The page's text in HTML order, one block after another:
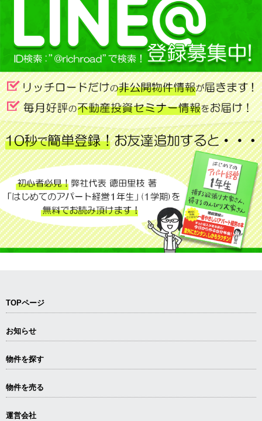
TOPページ
お知らせ
物件を探す
物件を売る
運営会社